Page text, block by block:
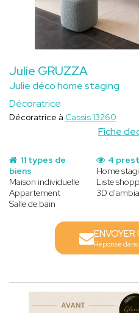
Julie GRUZZA
Julie déco home staging
Décoratrice
Fiche
Décoratrice à Cassis 13260
11 types de
biens
Maison individuelle
Appartement
Salle de bain
4
Home
Liste
3D
ENVOYER
Réponse